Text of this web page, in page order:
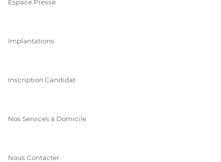
Espace Presse
Implantations
Inscription Candidat
Nos Services à Domicile
Nous Contacter